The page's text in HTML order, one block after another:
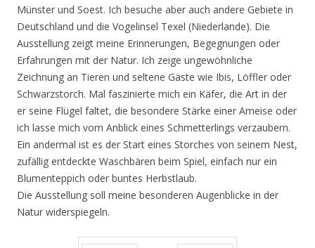
Münster und Soest. Ich besuche aber auch andere Gebiete in
Deutschland und die Vogelinsel Texel (Niederlande). Die
Ausstellung zeigt meine Erinnerungen, Begegnungen oder
Erfahrungen mit der Natur. Ich zeige ungewöhnliche
Zeichnung an Tieren und seltene Gäste wie Ibis, Löffler oder
Schwarzstorch. Mal faszinierte mich ein Käfer, die Art in der
er seine Flügel faltet, die besondere Stärke einer Ameise oder
ich lasse mich vom Anblick eines Schmetterlings verzaubern.
Ein andermal ist es der Start eines Storches von seinem Nest,
zufällig entdeckte Waschbären beim Spiel, einfach nur ein
Blumenteppich oder buntes Herbstlaub.
Die Ausstellung soll meine besonderen Augenblicke in der
Natur widerspiegeln.